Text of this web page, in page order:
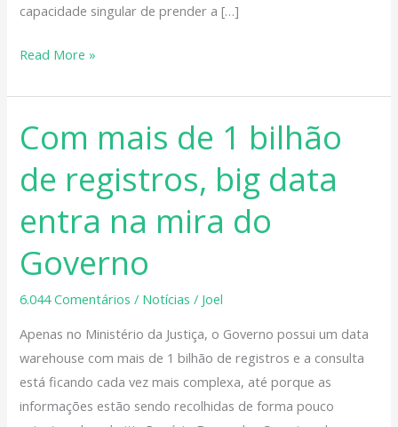
capacidade singular de prender a […]
Read More »
Com mais de 1 bilhão
de registros, big data
entra na mira do
Governo
6.044 Comentários / Notícias / Joel
Apenas no Ministério da Justiça, o Governo possui um data
warehouse com mais de 1 bilhão de registros e a consulta
está ficando cada vez mais complexa, até porque as
informações estão sendo recolhidas de forma pouco
Com
mais
de
bilhão
registros,
big
entra
na
mira
do